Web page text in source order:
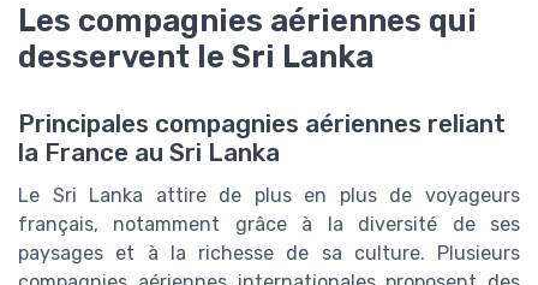
Les compagnies aériennes qui
desservent le Sri Lanka
Principales compagnies aériennes reliant
la France au Sri Lanka
Le Sri Lanka attire de plus en plus de voyageurs
français, notamment grâce à la diversité de ses
paysages et à la richesse de sa culture. Plusieurs